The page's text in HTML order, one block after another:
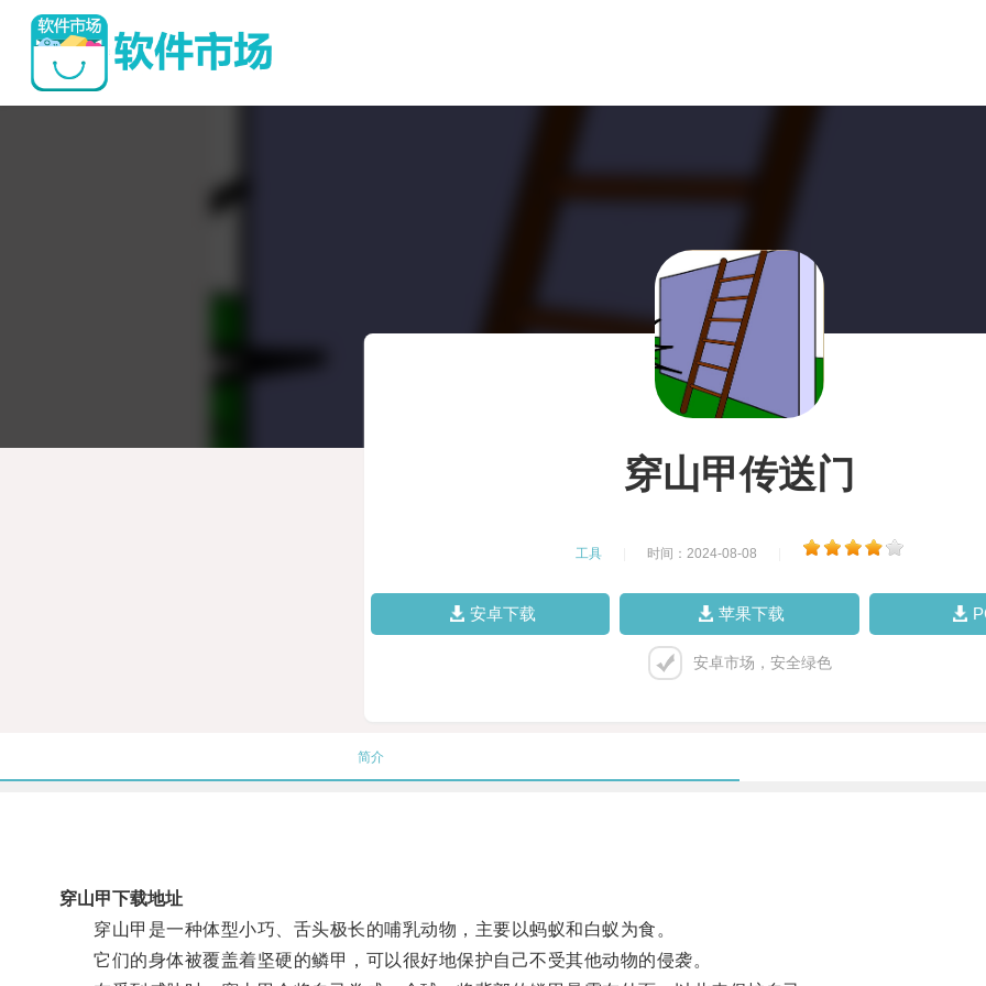
穿山甲传送门
工具 时间：2024-08-08
安卓下载 苹果下载
安卓市场，安全绿色
简介
穿山甲下载地址
穿山甲是一种体型小巧、舌头极长的哺乳动物，主要以蚂蚁和白蚁为食。
它们的身体被覆盖着坚硬的鳞甲，可以很好地保护自己不受其他动物的侵袭。